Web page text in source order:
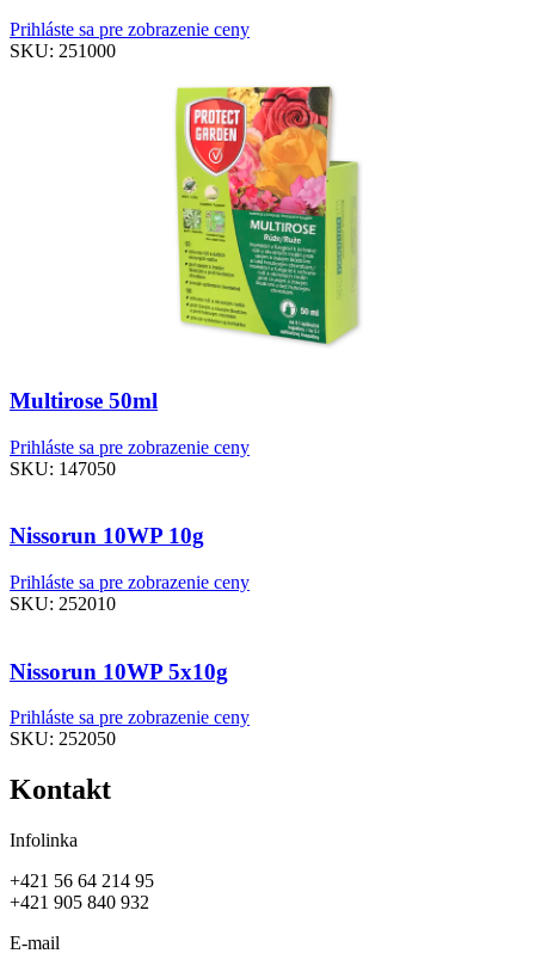
Prihláste sa pre zobrazenie ceny
SKU: 251000
Multirose 50ml
Prihláste sa pre zobrazenie ceny
SKU: 147050
Nissorun 10WP 10g
Prihláste sa pre zobrazenie ceny
SKU: 252010
Nissorun 10WP 5x10g
Prihláste sa pre zobrazenie ceny
SKU: 252050
Kontakt
Infolinka
+421 56 64 214 95
+421 905 840 932
E-mail